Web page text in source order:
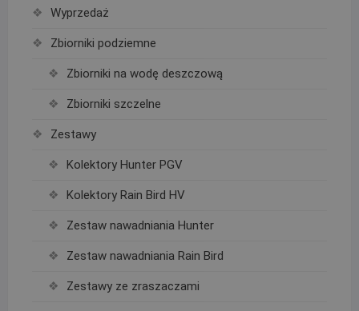
Wyprzedaż
Zbiorniki podziemne
Zbiorniki na wodę deszczową
Zbiorniki szczelne
Zestawy
Kolektory Hunter PGV
Kolektory Rain Bird HV
Zestaw nawadniania Hunter
Zestaw nawadniania Rain Bird
Zestawy ze zraszaczami